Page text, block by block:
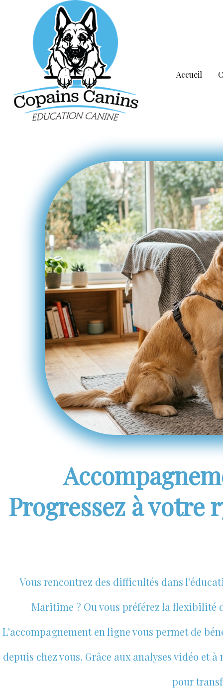
Accueil
Progressez à votre
Vous rencontrez des difficultés dans
Maritime ? Ou vous préférez la flexibilité
L'accompagnement en ligne vous permet de
depuis chez vous. Grâce aux analyses vidéo et
pour